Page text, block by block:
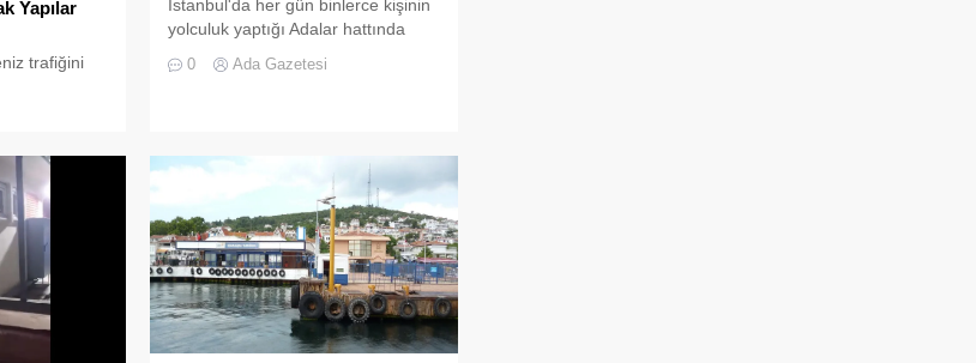
Yapılar
trafiğini
kirliliğine
İstanbul'da her gün binlerce kişinin
yolculuk yaptığı Adalar hattında
da pes" dedirtti
0 Ada Gazetesi